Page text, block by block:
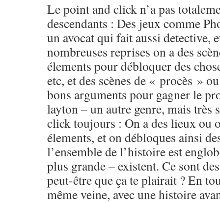
Le point and click n’a pas
descendants : Des jeux comme
un avocat qui fait aussi detective,
nombreuses reprises on a des
élements pour débloquer des
etc, et des scènes de « procès »
bons arguments pour gagner le
layton – un autre genre, mais très
click toujours : On a des lieux ou
élements, et on débloques ainsi
l’ensemble de l’histoire est
plus grande – existent. Ce sont
peut-être que ça te plairait ? En
même veine, avec une histoire